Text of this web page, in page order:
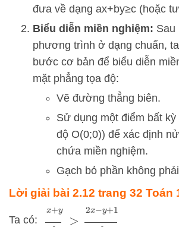
đưa về dạng ax+by≥c (hoặc
Biểu diễn miền nghiệm: Sau
phương trình ở dạng chuẩn,
bước cơ bản để biểu diễn
mặt phẳng tọa độ:
Vẽ đường thẳng biên.
Sử dụng một điểm bất
độ O(0;0)) để xác định
chứa miền nghiệm.
Gạch bỏ phần không
Lời giải bài 2.12 trang 32 Toán
Ta có: x+y 2 x−y+1